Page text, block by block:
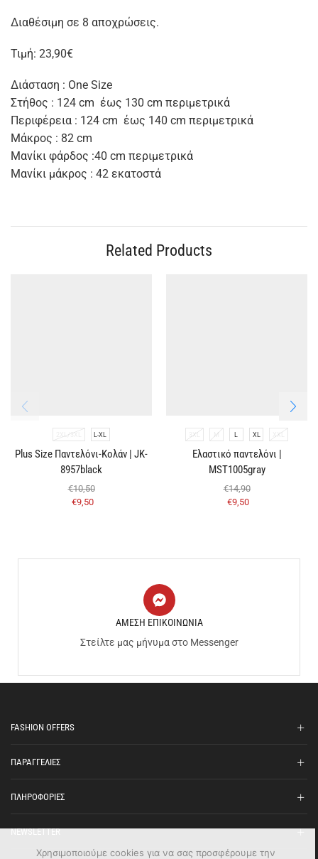
Διαθέσιμη σε 8 αποχρώσεις.
Τιμή: 23,90€
Διάσταση : One Size
Στήθος : 124 cm έως 130 cm περιμετρικά
Περιφέρεια : 124 cm έως 140 cm περιμετρικά
Μάκρος : 82 cm
Μανίκι φάρδος :40 cm περιμετρικά
Μανίκι μάκρος : 42 εκατοστά
Related Products
2XL/3XL L-XL
Plus Size Παντελόνι-Κολάν | JK-
8957black
€10,50
€9,50
3XL M L XL XXL
Eλαστικό παντελόνι |
MST1005gray
€14,90
€9,50
ΑΜΕΣΗ ΕΠΙΚΟΙΝΩΝΙΑ
Στείλτε μας μήνυμα στο Messenger
FASHION OFFERS
ΠΑΡΑΓΓΕΛΙΕΣ
ΠΛΗΡΟΦΟΡΙΕΣ
NEWSLETTER
Χρησιμοποιούμε cookies για να σας προσφέρουμε την